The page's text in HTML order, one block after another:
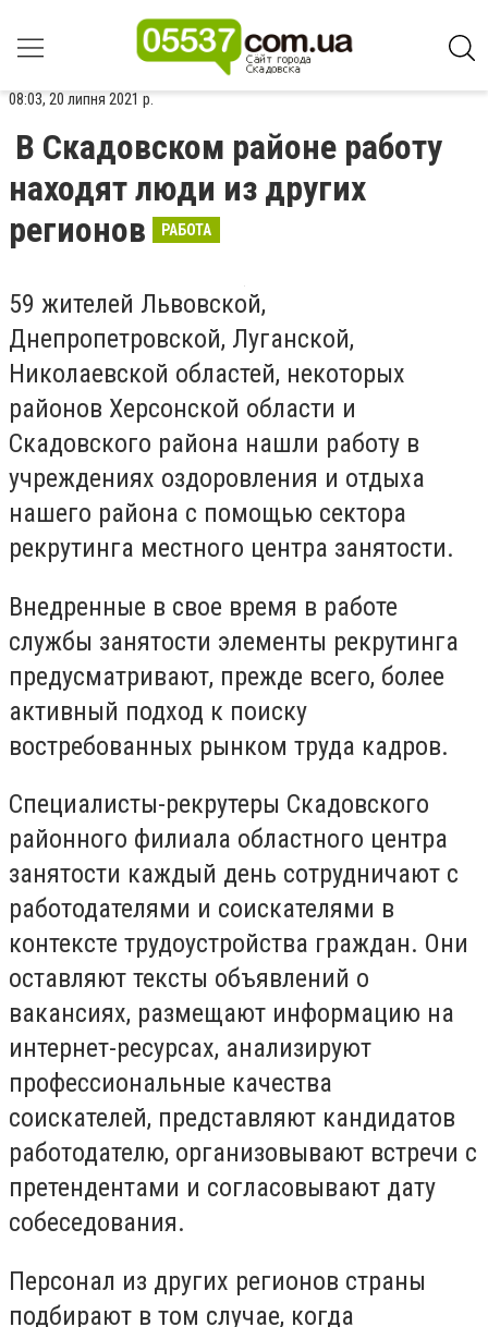
08:03, 20 липня 2021 р.
В Скадовском районе работу
находят люди из других
регионов
РАБОТА
59 жителей Львовской,
Днепропетровской, Луганской,
Николаевской областей, некоторых
районов Херсонской области и
Скадовского района нашли работу в
учреждениях оздоровления и отдыха
нашего района с помощью сектора
рекрутинга местного центра занятости.
Внедренные в свое время в работе
службы занятости элементы рекрутинга
предусматривают, прежде всего, более
активный подход к поиску
востребованных рынком труда кадров.
Специалисты-рекрутеры Скадовского
районного филиала областного центра
занятости каждый день сотрудничают с
работодателями и соискателями в
контексте трудоустройства граждан. Они
оставляют тексты объявлений о
вакансиях, размещают информацию на
интернет-ресурсах, анализируют
профессиональные качества
соискателей, представляют кандидатов
работодателю, организовывают встречи с
претендентами и согласовывают дату
собеседования.
Персонал из других регионов страны
подбирают в том случае, когда